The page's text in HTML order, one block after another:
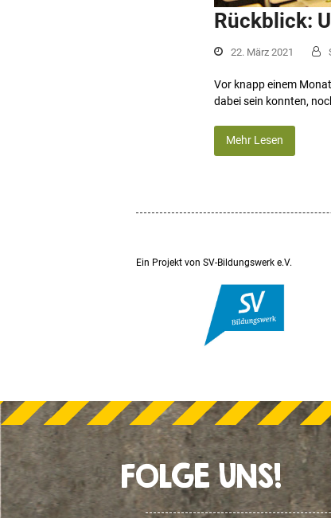
Rückblick:
22. März 2021
Vor knapp einem
dabei sein konnten,
Mehr Lesen
Ein Projekt von SV-Bildungswerk e.V.
FOLGE UNS!